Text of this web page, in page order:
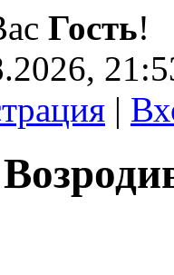
Гость!
|